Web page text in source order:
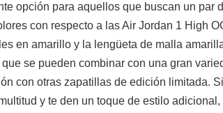
opción para aquellos que buscan un par
con respecto a las Air Jordan 1 High
en amarillo y la lengüeta de malla
se pueden combinar con una gran
con otras zapatillas de edición limitada.
y te den un toque de estilo adicional,